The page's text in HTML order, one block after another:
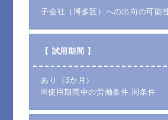
子会社（博多区）への出向の可能
【 試用期間 】
あり（3か月）
※使用期間中の労働条件 同条件